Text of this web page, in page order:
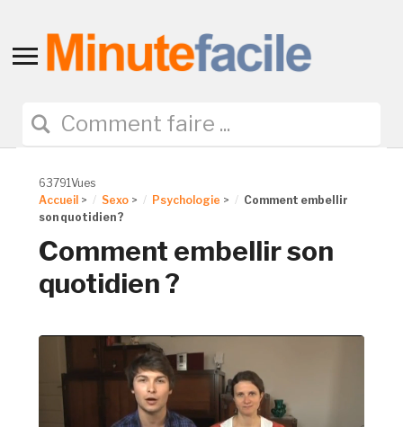
Toggle
navigation
63791Vues
Accueil > Sexo > Psychologie >
Comment embellir
son quotidien ?
Comment embellir son
quotidien ?